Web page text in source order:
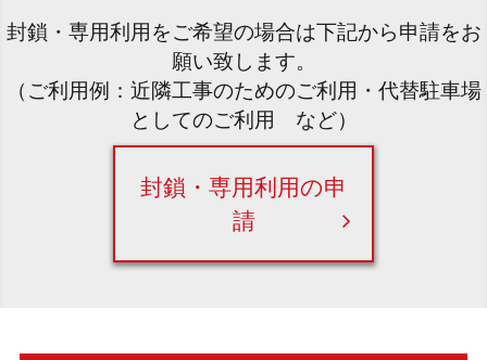
封鎖・専用利用をご希望の場合は下記から申請をお
願い致します。
（ご利用例：近隣工事のためのご利用・代替駐車場
としてのご利用 など）
封鎖・専用利用の申
請